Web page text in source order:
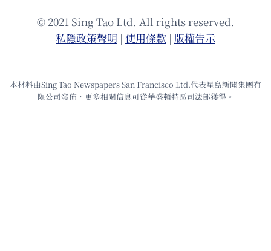
© 2021 Sing Tao Ltd. All rights reserved.
私隱政策聲明 | 使⽤條款 | 版權告⽰
本材料由Sing Tao Newspapers San Francisco Ltd.代表星島新聞集團有
限公司發佈，更多相關信息可從華盛頓特區司法部獲得。